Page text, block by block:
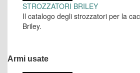
STROZZATORI BRILEY
Il catalogo degli strozzatori per la
Briley.
Armi usate